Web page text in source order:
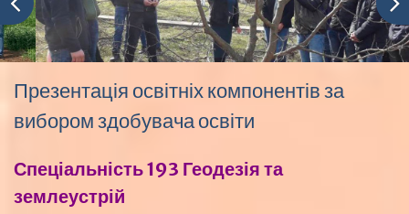
Презентація освітніх компонентів за
вибором здобувача освіти
Спеціальність 193 Геодезія та
землеустрій